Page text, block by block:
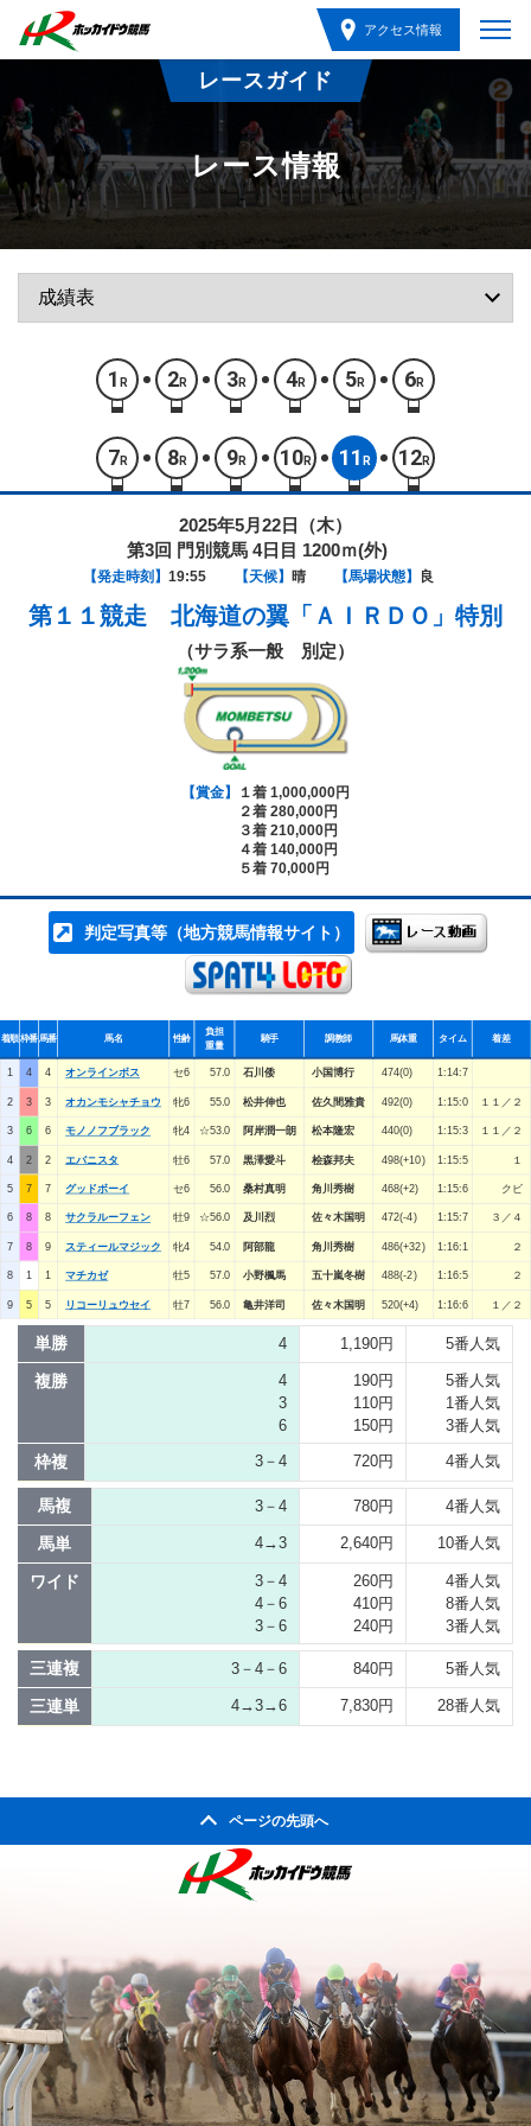
アクセス情報
レースガイド
レース情報
1 R 2R 3R 4R 5R 6R
7 R 8R 9R 10R 11 R 12R
2025年5月22日（木）
第3回 門別競馬 4日目 1200ｍ(外)
【発走時刻】 19:55 【天候】 晴 【馬場状態】 良
第１１競走 北海道の翼「ＡＩＲＤＯ」特別
（サラ系一般 別定）
【賞金】
１着 1,000,000円
２着 280,000円
３着 210,000円
４着 140,000円
５着 70,000円
判定写真等（地方競馬情報サイト）
着順枠番馬番 馬名 性齢
負担
重量
騎手 調教師 馬体重 タイム 着差
1 4 4 オンラインボス セ6 57.0 石川倭 小国博行 474(0) 1:14:7
2 3 3 オカンモシャチョウ 牝6 55.0 松井伸也 佐久間雅貴 492(0) 1:15:0 １１／２
3 6 6 モノノフブラック 牝4 ☆53.0 阿岸潤一朗 松本隆宏 440(0) 1:15:3 １１／２
4 2 2 エバニスタ 牡6 57.0 黒澤愛斗 桧森邦夫 498(+10) 1:15:5 １
5 7 7 グッドボーイ セ6 56.0 桑村真明 角川秀樹 468(+2) 1:15:6 クビ
6 8 8 サクラルーフェン 牡9 ☆56.0 及川烈 佐々木国明 472(-4) 1:15:7 ３／４
7 8 9 スティールマジック 牝4 54.0 阿部龍 角川秀樹 486(+32) 1:16:1 ２
8 1 1 マチカゼ 牡5 57.0 小野楓馬 五十嵐冬樹 488(-2) 1:16:5 ２
9 5 5 リコーリュウセイ 牡7 56.0 亀井洋司 佐々木国明 520(+4) 1:16:6 １／２
単勝 4 1,190円 5番人気
複勝
4
3
6
190円
110円
150円
5番人気
1番人気
3番人気
枠複 3－4 720円 4番人気
馬複 3－4 780円 4番人気
馬単 4→3 2,640円 10番人気
ワイド
3－4
4－6
3－6
260円
410円
240円
4番人気
8番人気
3番人気
三連複 3－4－6 840円 5番人気
三連単 4→3→6 7,830円 28番人気
ページの先頭へ